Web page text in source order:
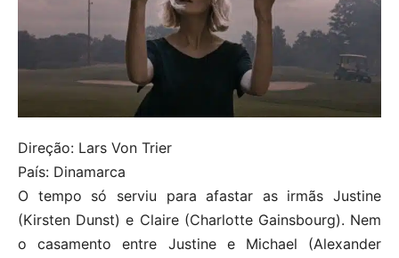
Direção: Lars Von Trier
País: Dinamarca
O tempo só serviu para afastar as irmãs Justine
(Kirsten Dunst) e Claire (Charlotte Gainsbourg). Nem
o casamento entre Justine e Michael (Alexander